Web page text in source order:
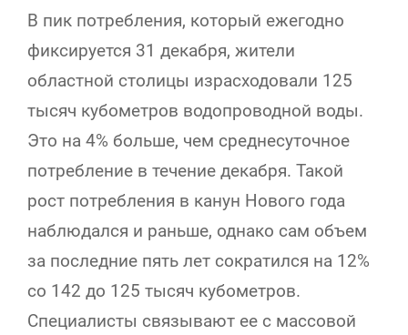
В пик потребления, который ежегодно
фиксируется 31 декабря, жители
областной столицы израсходовали 125
тысяч кубометров водопроводной воды.
Это на 4% больше, чем среднесуточное
потребление в течение декабря. Такой
рост потребления в канун Нового года
наблюдался и раньше, однако сам объем
за последние пять лет сократился на 12%
со 142 до 125 тысяч кубометров.
Специалисты связывают ее с массовой